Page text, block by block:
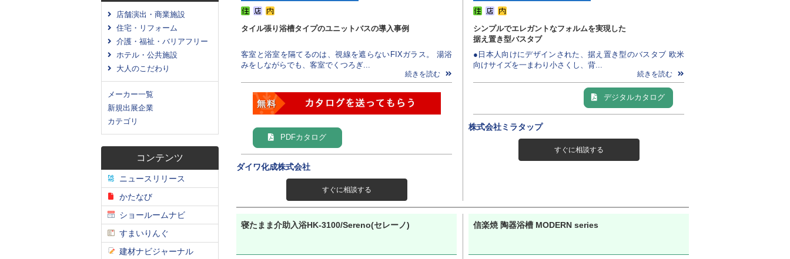
店舗演出・商業施設
住宅・リフォーム
介護・福祉・バリアフリー
ホテル・公共施設
大人のこだわり
メーカー一覧
新規出展企業
カテゴリ
コンテンツ
ニュースリリース
かたなび
ショールームナビ
すまいりんぐ
建材ナビジャーナル
タイル張り浴槽タイプのユニットバスの導入事例
客室と浴室を隔てるのは、視線を遮らないFIXガラス。 湯浴
みをしながらでも、客室でくつろぎ...
続きを読む
PDFカタログ
ダイワ化成株式会社
すぐに相談する
シンプルでエレガントなフォルムを実現した
据え置き型バスタブ
●日本人向けにデザインされた、据え置き型のバスタブ 欧米
向けサイズを一まわり小さくし、背...
続きを読む
デジタルカタログ
株式会社ミラタップ
すぐに相談する
寝たまま介助入浴HK-3100/Sereno(セレーノ) 信楽焼 陶器浴槽 MODERN series